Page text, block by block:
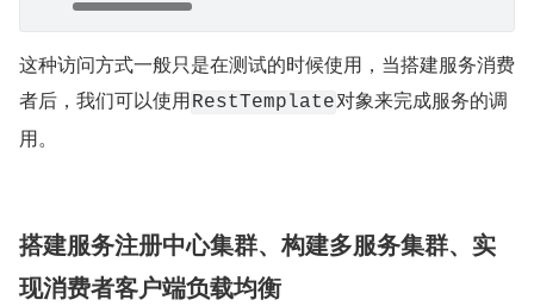
这种访问方式一般只是在测试的时候使用，当搭建服务消费
者后，我们可以使用RestTemplate对象来完成服务的调
用。
搭建服务注册中心集群、构建多服务集群、实
现消费者客户端负载均衡